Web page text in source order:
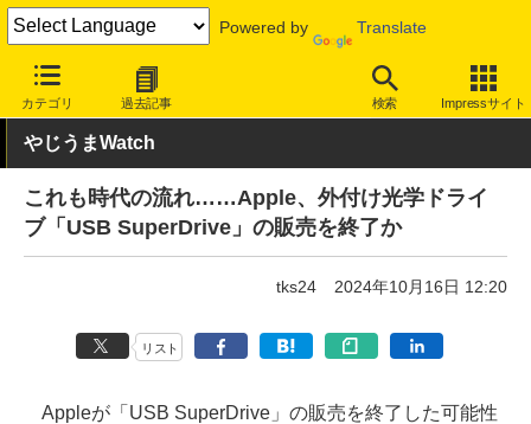
Powered by Translate
カテゴリ 過去記事 検索 Impressサイト
INTERNET Watch ハードウェア
やじうまWatch
これも時代の流れ……Apple、外付け光学ドライ
ブ「USB SuperDrive」の販売を終了か
tks24 2024年10月16日 12:20
リスト
Appleが「USB SuperDrive」の販売を終了した可能性